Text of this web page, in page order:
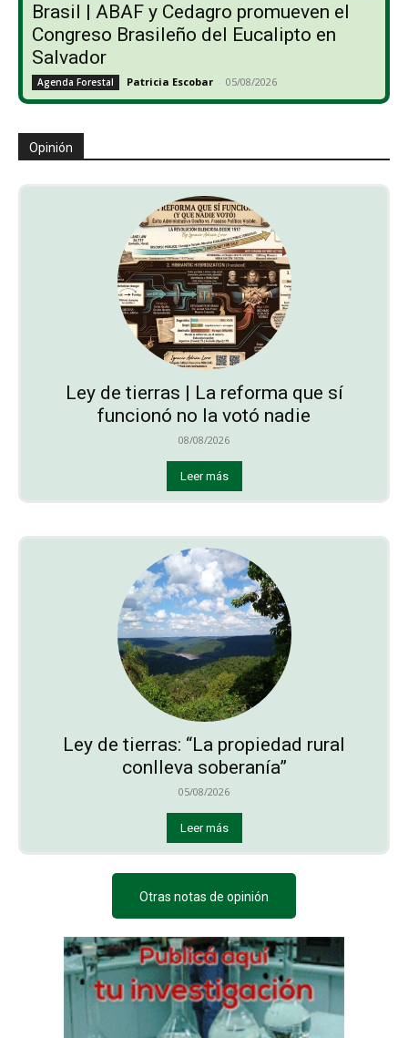
Brasil | ABAF y Cedagro promueven el
Congreso Brasileño del Eucalipto en
Salvador
Agenda Forestal Patricia Escobar - 05/08/2026
Opinión
Ley de tierras | La reforma que sí
funcionó no la votó nadie
08/08/2026
Leer más
Ley de tierras: “La propiedad rural
conlleva soberanía”
05/08/2026
Leer más
Otras notas de opinión